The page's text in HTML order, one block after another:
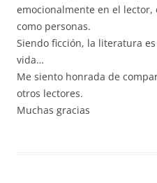
emocionalmente en el
como personas.
Siendo ficción, la literatura
vida…
Me siento honrada de
otros lectores.
Muchas gracias